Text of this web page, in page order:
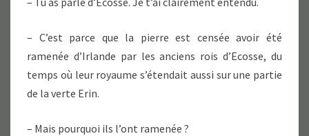
– C’est parce que la pierre est censée avoir été
ramenée d’Irlande par les anciens rois d’Ecosse, du
temps où leur royaume s’étendait aussi sur une partie
de la verte Erin.
– Mais pourquoi ils l’ont ramenée ?